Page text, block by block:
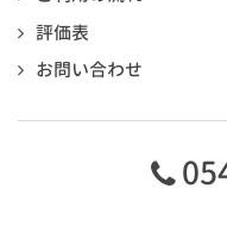
評価表
お問い合わせ